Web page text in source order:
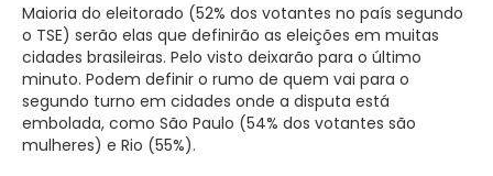
Maioria do eleitorado (52% dos votantes no país segundo
o TSE) serão elas que definirão as eleições em muitas
cidades brasileiras. Pelo visto deixarão para o último
minuto. Podem definir o rumo de quem vai para o
segundo turno em cidades onde a disputa está
embolada, como São Paulo (54% dos votantes são
mulheres) e Rio (55%).